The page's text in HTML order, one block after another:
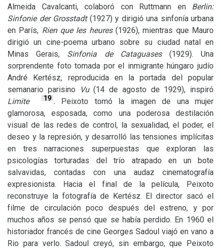
Almeida Cavalcanti, colaboró con Ruttmann en Berlin:
Sinfonie der Grosstadt(1927) y dirigió una sinfonía urbana
en París, Rien que les heures(1926), mientras que Mauro
dirigió un cine-poema urbano sobre su ciudad natal en
Minas Gerais, Sinfonia de Cataguases(1929). Una
sorprendente foto tomada por el inmigrante húngaro judío
André Kertész, reproducida en la portada del popular
semanario parisino
Vu(14 de agosto de 1929), inspiró
Limite
19 . Peixoto tomó la imagen de una mujer
glamorosa, esposada, como una poderosa destilación
visual de las redes de control, la sexualidad, el poder, el
deseo y la represión, y desarrolló las tensiones implícitas
en tres narraciones superpuestas que exploran las
psicologías torturadas del trío atrapado en un bote
salvavidas, contadas con una audaz cinematografía
expresionista. Hacia el final de la película, Peixoto
reconstruye la fotografía de Kertész. El director sacó el
filme de circulación poco después del estreno, y por
muchos años se pensó que se había perdido. En 1960 el
historiador francés de cine Georges Sadoul viajó en vano a
Rio para verlo. Sadoul creyó, sin embargo, que Peixoto